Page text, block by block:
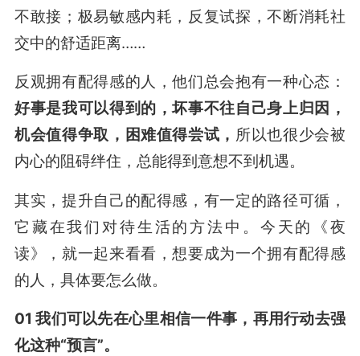
不敢接；极易敏感内耗，反复试探，不断消耗社
交中的舒适距离……
反观拥有配得感的人，他们总会抱有一种心态：
好事是我可以得到的，坏事不往自己身上归因，
机会值得争取，困难值得尝试， 所以也很少会被
内心的阻碍绊住，总能得到意想不到机遇。
其实，提升自己的配得感，有一定的路径可循，
它藏在我们对待生活的方法中。今天的《夜
读》，就一起来看看，想要成为一个拥有配得感
的人，具体要怎么做。
01 我们可以先在心里相信一件事，再用行动去强
化这种“预言”。